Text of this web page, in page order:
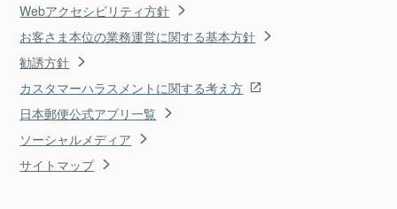
Webアクセシビリティ方針
お客さま本位の業務運営に関する基本方針
勧誘方針
カスタマーハラスメントに関する考え方
日本郵便公式アプリ一覧
ソーシャルメディア
サイトマップ